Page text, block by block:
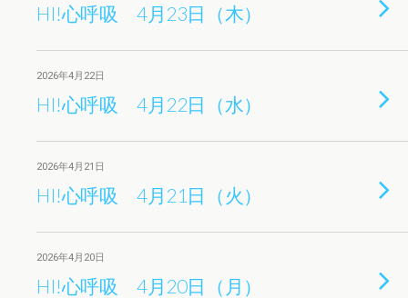
HI!心呼吸 4月23日（木）
2026年4月22日
HI!心呼吸 4月22日（水）
2026年4月21日
HI!心呼吸 4月21日（火）
2026年4月20日
HI!心呼吸 4月20日（月）